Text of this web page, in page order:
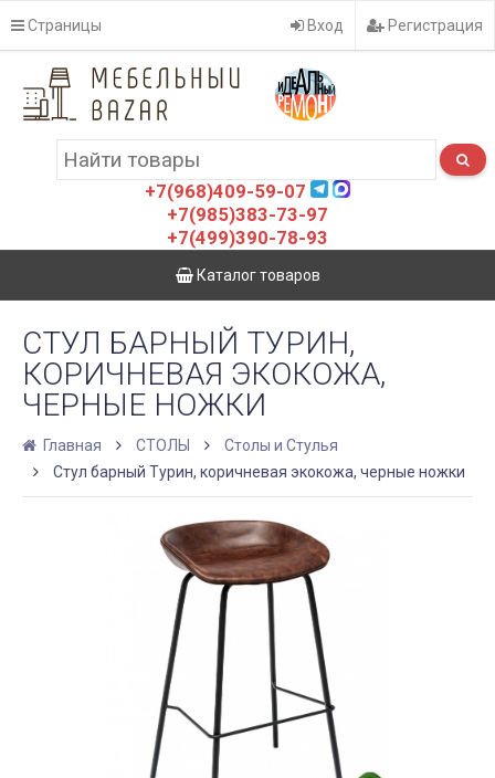
Страницы Вход Регистрация
+7(968)409-59-07
+7(985)383-73-97
+7(499)390-78-93
Каталог товаров
СТУЛ БАРНЫЙ ТУРИН,
КОРИЧНЕВАЯ ЭКОКОЖА,
ЧЕРНЫЕ НОЖКИ
Главная СТОЛЫ
Столы и Стулья
Стул барный Турин, коричневая экокожа, черные ножки